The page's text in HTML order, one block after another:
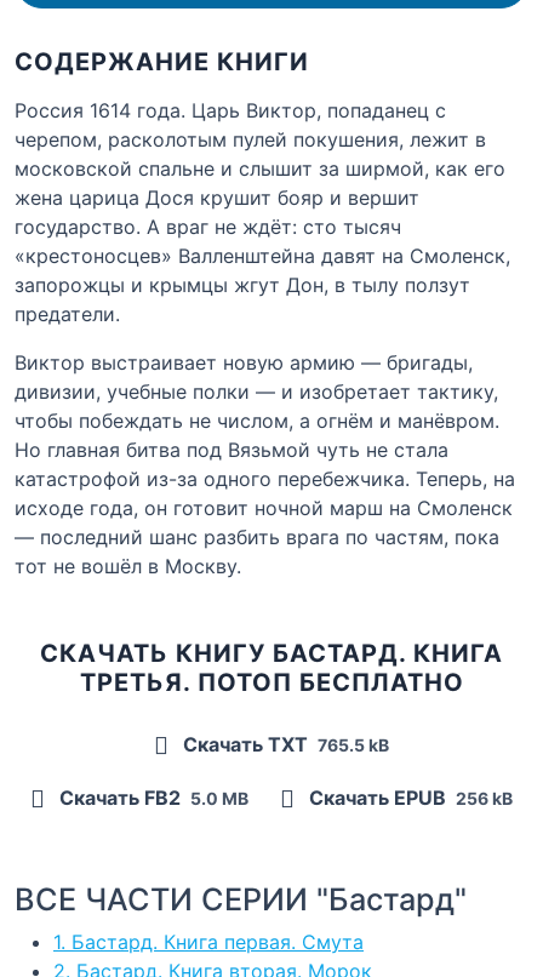
СОДЕРЖАНИЕ КНИГИ
Россия 1614 года. Царь Виктор, попаданец с
черепом, расколотым пулей покушения, лежит в
московской спальне и слышит за ширмой, как его
жена царица Дося крушит бояр и вершит
государство. А враг не ждёт: сто тысяч
«крестоносцев» Валленштейна давят на Смоленск,
запорожцы и крымцы жгут Дон, в тылу ползут
предатели.
Виктор выстраивает новую армию — бригады,
дивизии, учебные полки — и изобретает тактику,
чтобы побеждать не числом, а огнём и манёвром.
Но главная битва под Вязьмой чуть не стала
катастрофой из-за одного перебежчика. Теперь, на
исходе года, он готовит ночной марш на Смоленск
— последний шанс разбить врага по частям, пока
тот не вошёл в Москву.
СКАЧАТЬ КНИГУ БАСТАРД. КНИГА
ТРЕТЬЯ. ПОТОП БЕСПЛАТНО
Скачать TXT 765.5 kB
Скачать FB2 5.0 MB Скачать EPUB 256 kB
ВСЕ ЧАСТИ СЕРИИ "Бастард"
1. Бастард. Книга первая. Смута
2. Бастард. Книга вторая. Морок